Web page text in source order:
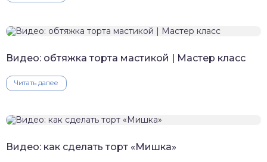
Видео: обтяжка торта мастикой | Мастер класс
Читать далее
Видео: как сделать торт «Мишка»